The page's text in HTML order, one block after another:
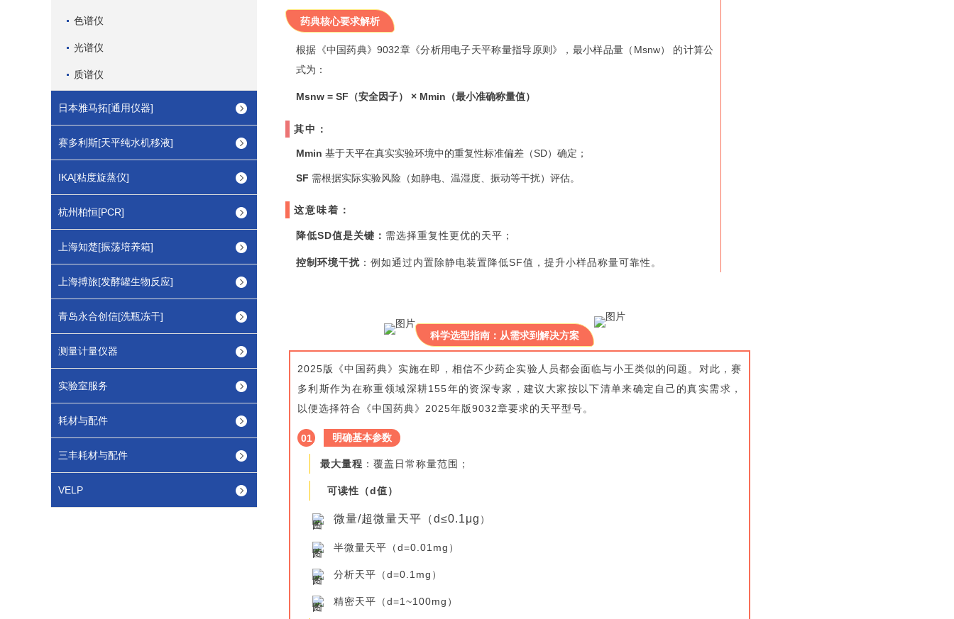
色谱仪
光谱仪
质谱仪
日本雅马拓[通用仪器]
赛多利斯[天平纯水机移液]
IKA[粘度旋蒸仪]
杭州柏恒[PCR]
上海知楚[振荡培养箱]
上海搏旅[发酵罐生物反应]
青岛永合创信[洗瓶冻干]
测量计量仪器
实验室服务
耗材与配件
三丰耗材与配件
VELP
药典核心要求解析
根据《中国药典》9032章《分析用电子天平称量指导原则》，最小样品量（Msnw） 的计算公
式为：
Msnw = SF（安全因子） × Mmin（最小准确称量值）
其中：
Mmin 基于天平在真实实验环境中的重复性标准偏差（SD）确定；
SF 需根据实际实验风险（如静电、温湿度、振动等干扰）评估。
这意味着：
降低SD值是关键： 需选择重复性更优的天平；
控制环境干扰 ：例如通过内置除静电装置降低SF值，提升小样品称量可靠性。
科学选型指南：从需求到解决方案
2025版《中国药典》实施在即，相信不少药企实验人员都会面临与小王类似的问题。对此，赛
多利斯作为在称重领域深耕155年的资深专家，建议大家按以下清单来确定自己的真实需求，
以便选择符合《中国药典》2025年版9032章要求的天平型号。
01 明确基本参数
最大量程 ：覆盖日常称量范围；
可读性（d值）
微量/超微量天平（d≤0.1μg ）
半微量天平（d=0.01mg）
分析天平（d=0.1mg）
精密天平（d=1~100mg）